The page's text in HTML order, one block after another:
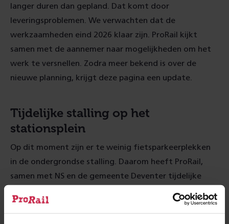
langer duren dan gepland. Dat komt door
leveringsproblemen. We verwachten dat de
werkzaamheden eind 2026 klaar zijn. ProRail kijkt
samen met de aannemer naar mogelijkheden om het
werk te versnellen. Zodra meer bekend is over de
nieuwe planning, krijgt deze pagina een update.
Tijdelijke stalling op het
stationsplein
Op dit moment zijn er te weinig fietsparkeerplekken
in de ondergrondse stalling. Daarom heeft ProRail,
samen met NS en de gemeente Deventer tijdelijke
stalling zal op het plein blijven staan zolang de